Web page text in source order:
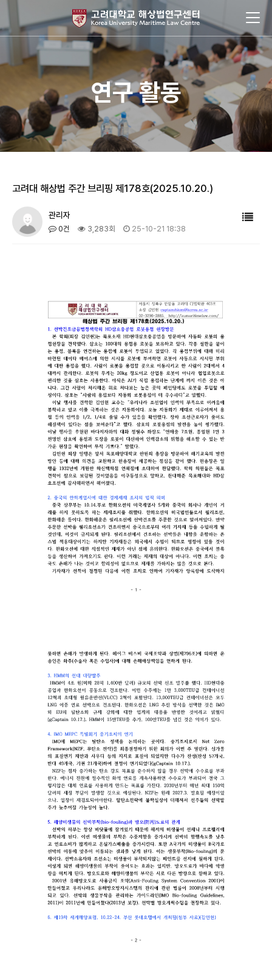
연구 활동
고려대 해상법 주간 브리핑 제178호(2025.10.20.)
관리자
0건 3,283회 25-10-21 18:38